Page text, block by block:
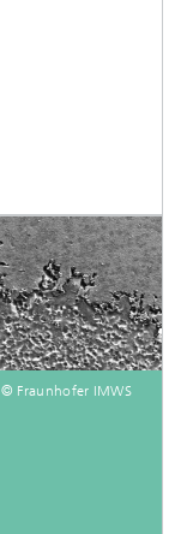
© Fraunhofer IMWS